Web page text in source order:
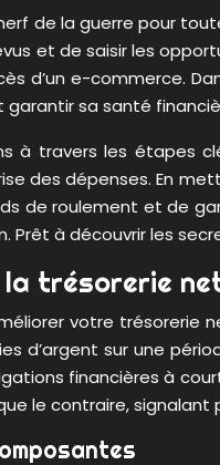
de la guerre pour
et de saisir les
d’un e-commerce.
sa santé
à travers les étapes
des dépenses. En
de roulement et de
Prêt à découvrir les
la trésorerie
votre trésorerie
d’argent sur une
financières à
le contraire,